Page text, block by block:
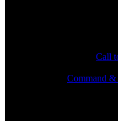
Call
Command &